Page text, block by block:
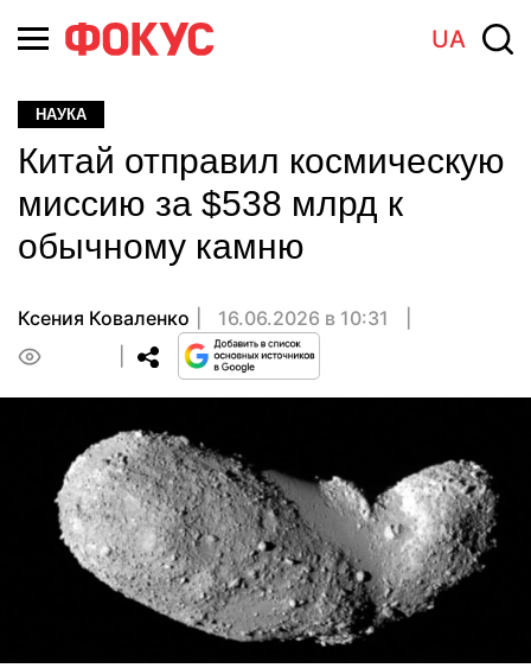
UA
НАУКА
Китай отправил космическую
миссию за $538 млрд к
обычному камню
Ксения Коваленко
16.06.2026 в 10:31